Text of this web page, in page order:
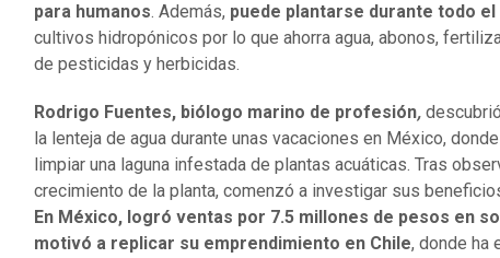
para humanos. Además, puede plantarse durante todo el
cultivos hidropónicos por lo que ahorra agua, abonos,
de pesticidas y herbicidas.
Rodrigo Fuentes, biólogo marino de profesión,
la lenteja de agua durante unas vacaciones en México,
limpiar una laguna infestada de plantas acuáticas. Tras
crecimiento de la planta, comenzó a investigar sus
En México, logró ventas por 7.5 millones de pesos en
motivó a replicar su emprendimiento en Chile, donde ha